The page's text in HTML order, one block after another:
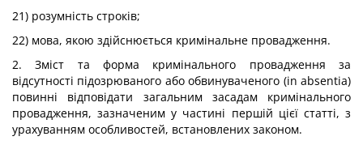
21) розумність строків;
22) мова, якою здійснюється кримінальне провадження.
2. Зміст та форма кримінального провадження за
відсутності підозрюваного або обвинуваченого (in absentia)
повинні відповідати загальним засадам кримінального
провадження, зазначеним у частині першій цієї статті, з
урахуванням особливостей, встановлених законом.